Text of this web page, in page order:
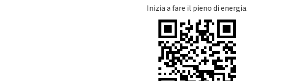
Inizia a fare il pieno di energia.